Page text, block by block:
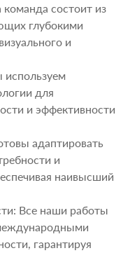
состоит из
глубокими
и
для
и эффективности
адаптировать
и
наивысший
Все наши работы
гарантируя